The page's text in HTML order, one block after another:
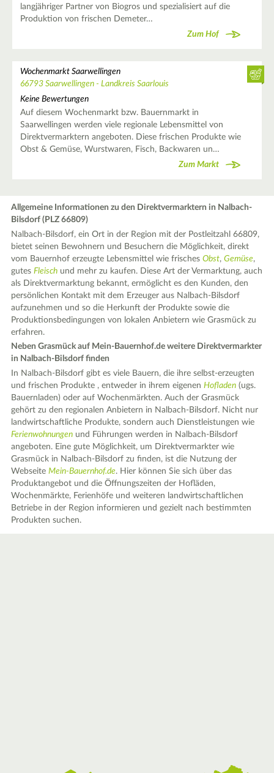
langjähriger Partner von Biogros und spezialisiert auf die
Produktion von frischen Demeter…
Zum Hof
Wochenmarkt Saarwellingen
66793 Saarwellingen - Landkreis Saarlouis
Keine Bewertungen
Auf diesem Wochenmarkt bzw. Bauernmarkt in
Saarwellingen werden viele regionale Lebensmittel von
Direktvermarktern angeboten. Diese frischen Produkte wie
Obst & Gemüse, Wurstwaren, Fisch, Backwaren un…
Zum Markt
Allgemeine Informationen zu den Direktvermarktern in Nalbach-
Bilsdorf (PLZ 66809)
Nalbach-Bilsdorf, ein Ort in der Region mit der Postleitzahl 66809,
bietet seinen Bewohnern und Besuchern die Möglichkeit, direkt
vom Bauernhof erzeugte Lebensmittel wie frischesObst,Gemüse,
gutesFleisch und mehr zu kaufen. Diese Art der Vermarktung, auch
als Direktvermarktung bekannt, ermöglicht es den Kunden, den
persönlichen Kontakt mit dem Erzeuger aus Nalbach-Bilsdorf
aufzunehmen und so die Herkunft der Produkte sowie die
Produktionsbedingungen von lokalen Anbietern wie Grasmück zu
erfahren.
Neben Grasmück auf Mein-Bauernhof.de weitere Direktvermarkter
in Nalbach-Bilsdorf finden
In Nalbach-Bilsdorf gibt es viele Bauern, die ihre selbst-erzeugten
und frischen Produkte , entweder in ihrem eigenenHofladen (ugs.
Bauernladen) oder auf Wochenmärkten. Auch der Grasmück
gehört zu den regionalen Anbietern in Nalbach-Bilsdorf. Nicht nur
landwirtschaftliche Produkte, sondern auch Dienstleistungen wie
Ferienwohnungen und Führungen werden in Nalbach-Bilsdorf
angeboten. Eine gute Möglichkeit, um Direktvermarkter wie
Grasmück in Nalbach-Bilsdorf zu finden, ist die Nutzung der
WebseiteMein-Bauernhof.de. Hier können Sie sich über das
Produktangebot und die Öffnungszeiten der Hofläden,
Wochenmärkte, Ferienhöfe und weiteren landwirtschaftlichen
Betriebe in der Region informieren und gezielt nach bestimmten
Produkten suchen.